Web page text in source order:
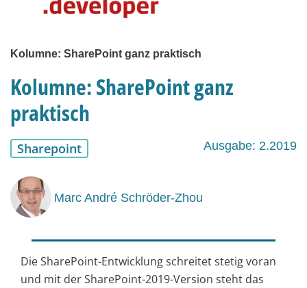
Kolumne: SharePoint ganz praktisch
Kolumne: SharePoint ganz
praktisch
Sharepoint Ausgabe: 2.2019
Marc André Schröder-Zhou
Die SharePoint-Entwicklung schreitet stetig voran
und mit der SharePoint-2019-Version steht das